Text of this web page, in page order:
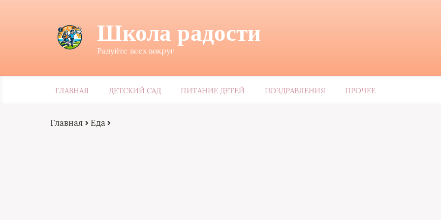
Школа радости
Радуйте всех вокруг
ГЛАВНАЯ ДЕТСКИЙ САД ПИТАНИЕ ДЕТЕЙ ПОЗДРАВЛЕНИЯ ПРОЧЕЕ
Главная Еда